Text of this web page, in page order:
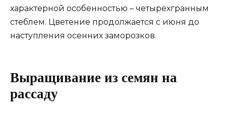
характерной особенностью – четырехгранным
стеблем. Цветение продолжается с июня до
наступления осенних заморозков.
Выращивание из семян на
рассаду